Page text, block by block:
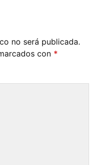
no será publicada.
con *